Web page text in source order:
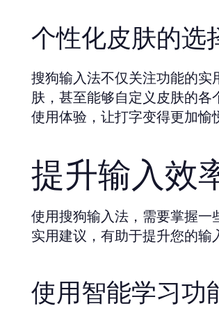
个性化皮肤的选
搜狗输入法不仅关注功能的
肤，甚至能够自定义皮肤的
使用体验，让打字变得更加愉
提升输入效
使用搜狗输入法，需要掌握
实用建议，有助于提升您的输
使用智能学习功